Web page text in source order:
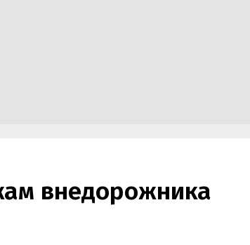
внедорожника